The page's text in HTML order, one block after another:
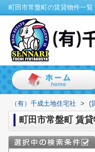
（有）千成土地住宅社 > (
町田市常盤町 賃